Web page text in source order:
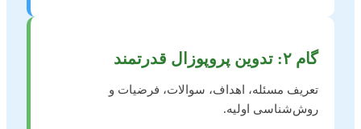
گام ۲: تدوین پروپوزال قدرتمند
تعریف مسئله، اهداف، سوالات، فرضیات و
روش‌شناسی اولیه.